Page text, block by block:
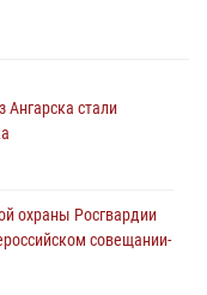
Ангарска стали
охраны Росгвардии
совещании-